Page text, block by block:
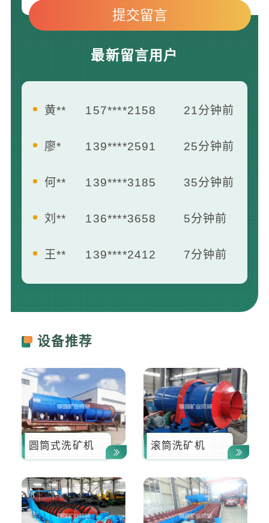
最新留言用户
廖* 139****2591 25分钟前
何** 139****3185 35分钟前
刘** 136****3658 5分钟前
王** 139****2412 7分钟前
曾** 181****1658 13分钟前
设备推荐
圆筒式洗矿机 滚筒洗矿机